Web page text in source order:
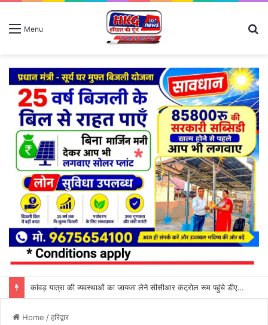
Menu
विकास भवन के शौचालयों की व्यवस्था पर CDO की सख्ती, औचक निरीक्षण में दिए स्वच्छता के कड़े निर्देश
Home /हरिद्वार